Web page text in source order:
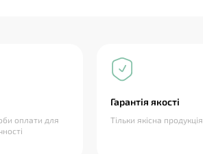
оплати для
Гарантія якості
Тільки якісна продукція